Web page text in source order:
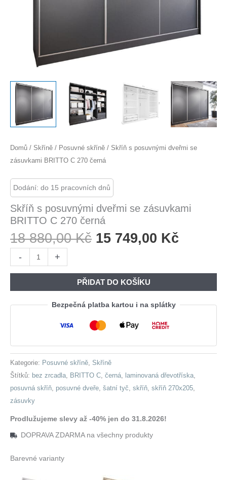
Domů / Skříně / Posuvné skříně / Skříň s posuvnými dveřmi se
zásuvkami BRITTO C 270 černá
Dodání: do 15 pracovních dnů
Skříň s posuvnými dveřmi se zásuvkami
BRITTO C 270 černá
18 880,00Kč Původní
18
880,00 Kč.
15 749,00 Kč
749,00
-
s
dveřmi
se
270
černá
množství
+
PŘIDAT DO KOŠÍKU
Bezpečná platba kartou i na splátky
Kategorie: Posuvné skříně, Skříně
Štítků: bez zrcadla, BRITTO C, černá, laminovaná dřevotříska,
posuvná skříň, posuvné dveře, šatní tyč, skříň, skříň 270x205,
zásuvky
Prodlužujeme slevy až -40% jen do 31.8.2026!
DOPRAVA ZDARMA na všechny produkty
Barevné varianty